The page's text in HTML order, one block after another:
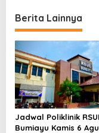
Berita Lainnya
Jadwal Poliklinik
Bumiayu Kamis 6